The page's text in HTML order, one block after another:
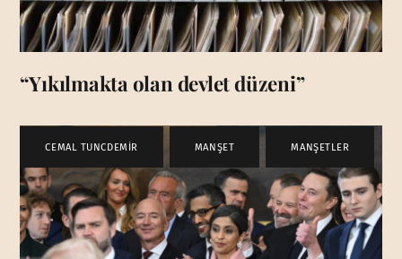
“Yıkılmakta olan devlet düzeni”
CEMAL TUNCDEMİR MANŞET MANŞETLER